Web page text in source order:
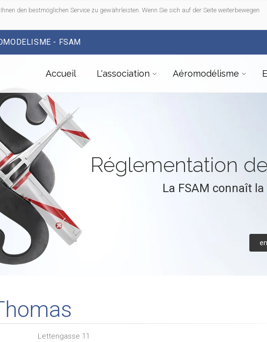
den bestmöglichen Service zu gewährleisten. Wenn Sie sich auf der Seite weiterbewegen
- FSAM
Accueil L'association Aéromodélisme
Réglementation
La FSAM connaît
Lettengasse 11